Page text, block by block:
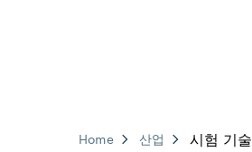
Home 산업 시험 기술